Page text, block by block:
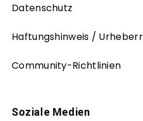
Datenschutz
Haftungshinweis /
Community-Richtlinien
Soziale Medien